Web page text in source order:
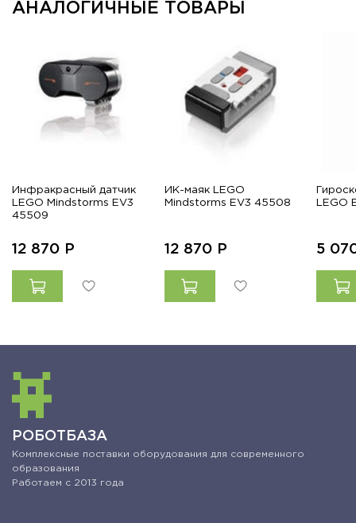
АНАЛОГИЧНЫЕ ТОВАРЫ
Инфракрасный датчик
LEGO Mindstorms EV3
45509
12 870 Р
ИК-маяк LEGO
Mindstorms EV3 45508
12 870 Р
LEGO
5
РОБОТБАЗА
Комплексные поставки оборудования для современного
образования
Работаем с 2013 года